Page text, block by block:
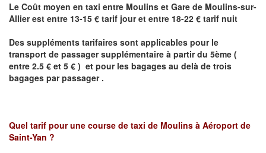
Le Coût moyen en taxi entre Moulins et Gare de Moulins-sur-
Allier est entre 13-15 € tarif jour et entre 18-22 € tarif nuit
Des suppléments tarifaires sont applicables pour le
transport de passager supplémentaire à partir du 5ème (
entre 2.5 € et 5 € ) et pour les bagages au delà de trois
bagages par passager .
Quel tarif pour une course de taxi de Moulins à Aéroport de
Saint-Yan ?